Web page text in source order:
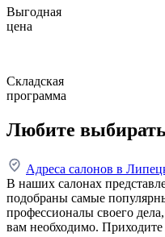
Выгодная
цена
Складская
программа
Любите
Адреса салонов в
В наших салонах
подобраны самые
профессионалы своего
вам необходимо.